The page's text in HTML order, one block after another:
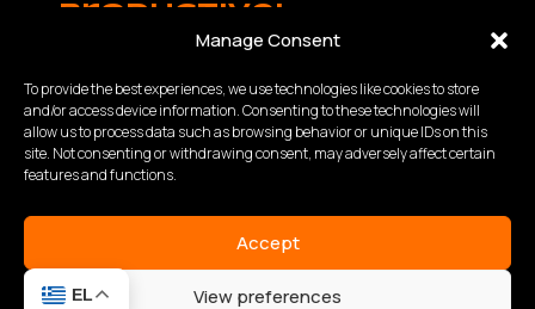
Manage Consent
To provide the best experiences, we use technologies like cookies to store
and/or access device information. Consenting to these technologies will
allow us to process data such as browsing behavior or unique IDs on this
site. Not consenting or withdrawing consent, may adversely affect certain
features and functions.
Accept
View preferences
productive!
K.Καραμανλή – Θ.Χαρίση 63 Θεσσαλονίκη,
Τηλ:
2310 840200
- Fax: 2310 934848
Δευτέρα – Παρασκευή | 10:00 – 18:00
EL